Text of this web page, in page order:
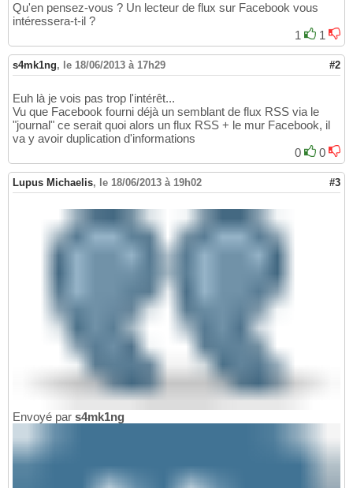
Qu'en pensez-vous ? Un lecteur de flux sur Facebook vous
intéressera-t-il ?
1
1
s4mk1ng, le 18/06/2013 à 17h29 #2
Euh là je vois pas trop l'intérêt...
Vu que Facebook fourni déjà un semblant de flux RSS via le
"journal" ce serait quoi alors un flux RSS + le mur Facebook, il
va y avoir duplication d'informations
0
0
Lupus Michaelis, le 18/06/2013 à 19h02 #3
Envoyé par s4mk1ng